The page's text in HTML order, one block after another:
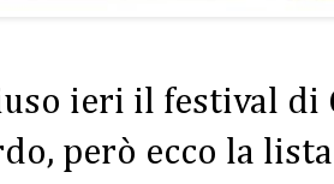
ieri il festival di
però ecco la